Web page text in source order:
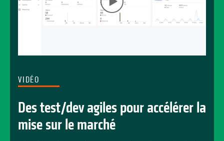
VIDÉO
Des test/dev agiles pour accélérer la
mise sur le marché